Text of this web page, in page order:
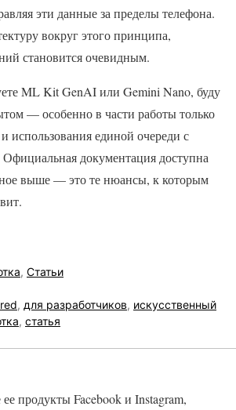
эти данные за пределы телефона.
вокруг этого принципа,
становится очевидным.
ML Kit GenAI или Gemini Nano, буду
— особенно в части работы только
использования единой очереди с
документация доступна
выше — это те нюансы, к которым
, Статьи
, для разработчиков, искусственный
, статья
продукты Facebook и Instagram,